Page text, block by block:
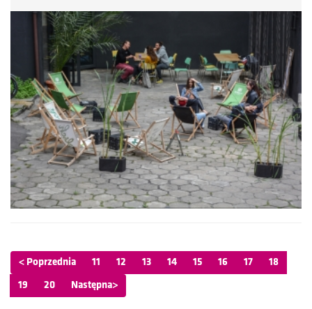
< Poprzednia 11 12 13 14 15 16 17 18
19 20 Następna>